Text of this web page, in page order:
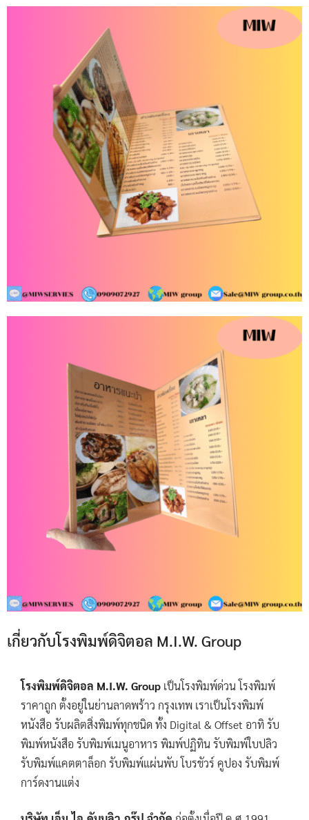
เกี่ยวกับโรงพิมพ์ดิจิตอล M.I.W. Group
โรงพิมพ์ดิจิตอล M.I.W. Group เป็นโรงพิมพ์ด่วน โรงพิมพ์
ราคาถูก ตั้งอยู่ในย่านลาดพร้าว กรุงเทพ เราเป็นโรงพิมพ์
หนังสือ รับผลิตสิ่งพิมพ์ทุกชนิด ทั้ง Digital & Offset อาทิ รับ
พิมพ์หนังสือ รับพิมพ์เมนูอาหาร พิมพ์ปฏิทิน รับพิมพ์ใบปลิว
รับพิมพ์แคตตาล็อก รับพิมพ์แผ่นพับ โบรชัวร์ คูปอง รับพิมพ์
การ์ดงานแต่ง